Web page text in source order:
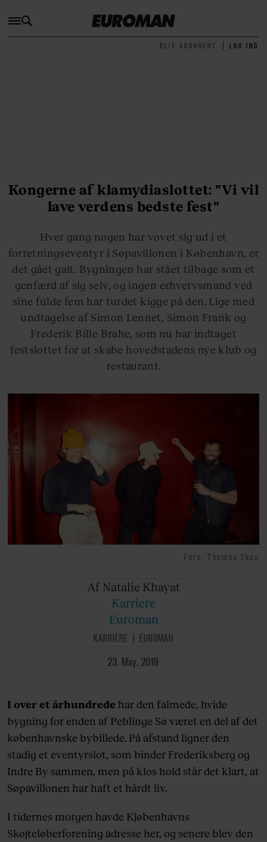
BLIV ABONNENT LOG IND
Kongerne af klamydiaslottet: "Vi vil
lave verdens bedste fest"
Hver gang nogen har vovet sig ud i et
forretningseventyr i Søpavillonen i København, er
det gået galt. Bygningen har stået tilbage som et
genfærd af sig selv, og ingen erhvervsmand ved
sine fulde fem har turdet kigge på den. Lige med
undtagelse af Simon Lennet, Simon Frank og
Frederik Bille Brahe, som nu har indtaget
festslottet for at skabe hovedstadens nye klub og
restaurant.
Foto: Thomas Skou
Af Natalie Khayat
Karriere
Euroman
KARRIERE
EUROMAN
23. May. 2019
I over et århundrede har den falmede, hvide
bygning for enden af Peblinge Sø været en del af det
københavnske bybillede. På afstand ligner den
stadig et eventyrslot, som binder Frederiksberg og
Indre By sammen, men på klos hold står det klart, at
Søpavillonen har haft et hårdt liv.
I tidernes morgen havde Kjøbenhavns
Skøjteløberforening adresse her, og senere blev den